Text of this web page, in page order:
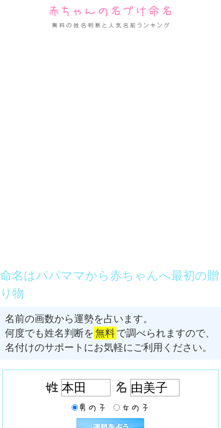
命名はパパママから赤ちゃんへ最初の贈
り物
名前の画数から運勢を占います。
何度でも姓名判断を 無料で調べられますので、
名付けのサポートにお気軽にご利用ください。